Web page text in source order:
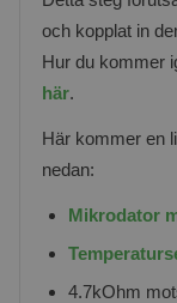
och kopplat in
Hur du kommer
här.
Här kommer en
nedan:
Mikrodator
4.7kOhm